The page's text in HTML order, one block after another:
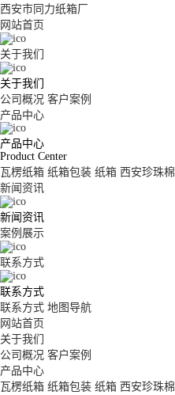
西安市同力纸箱厂
网站首页
关于我们
关于我们
公司概况 客户案例
产品中心
产品中心
Product Center
瓦楞纸箱 纸箱包装 纸箱 西安珍珠棉
新闻资讯
新闻资讯
案例展示
联系方式
联系方式
联系方式 地图导航
网站首页
关于我们
公司概况 客户案例
产品中心
瓦楞纸箱 纸箱包装 纸箱 西安珍珠棉